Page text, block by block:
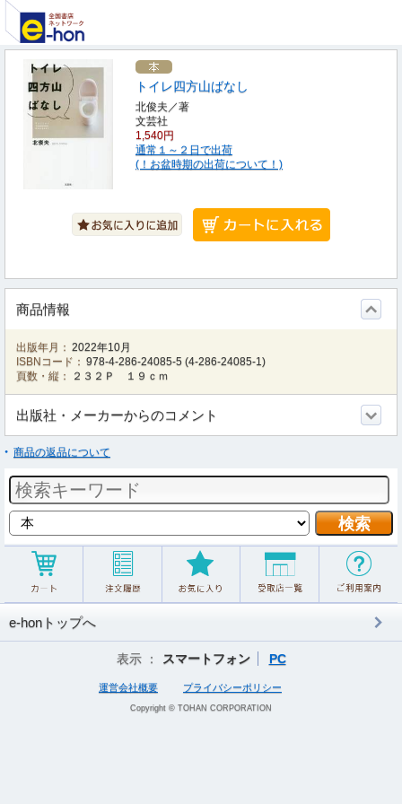
トイレ四方山ばなし
北俊夫／著
文芸社
1,540円
通常１～２日で出荷
(！お盆時期の出荷について！)
商品情報
出版年月： 2022年10月
ISBNコード： 978-4-286-24085-5 (4-286-24085-1)
頁数・縦：
２３２Ｐ １９ｃｍ
出版社・メーカーからのコメント
商品の返品について
e-honトップへ
表示 ： スマートフォン PC
運営会社概要 プライバシーポリシー
Copyright © TOHAN CORPORATION